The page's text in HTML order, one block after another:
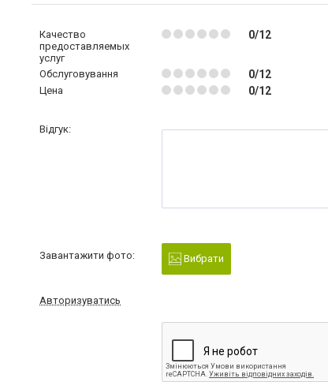
Качество
предоставляемых
услуг
0/12
Обслуговування 0/12
Цена 0/12
Відгук:
Завантажити фото: Вибрати
Авторизуватись